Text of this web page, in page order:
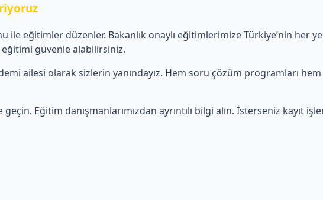
ile eğitimler düzenler. Bakanlık onaylı eğitimlerimize Türkiye’nin her
eğitimi güvenle alabilirsiniz.
ailesi olarak sizlerin yanındayız. Hem soru çözüm programları
Eğitim danışmanlarımızdan ayrıntılı bilgi alın. İsterseniz kayıt